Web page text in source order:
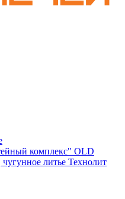
комплекс" OLD
литье Технолит